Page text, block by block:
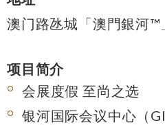
澳门路氹城「澳門銀河™
项目简介
会展度假 至尚之选
银河国际会议中心（